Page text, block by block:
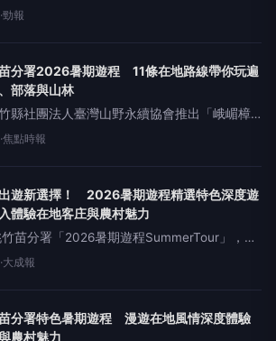
的越嶺凝望-六寮古道」帶領遊客走進台灣茶
蔚舟/桃竹苗報導】酷暑來臨，暑假出遊行程
了嗎？勞
·勁報
分署2026暑期遊程 11條在地路線帶你玩遍
部落與山林
縣社團法人臺灣山野永續協會推出「峨嵋樟
-賴和之路」帶領遊客透過走讀的方式，重新
/記者羅蔚舟報導】酷暑來臨，暑假出遊行程
了嗎？勞
·焦點時報
遊新選擇！ 2026暑期遊程精選特色深度遊
體驗在地客庄與農村魅力
苗分署「2026暑期遊程SummerTour」，集
民間團體、共11條在地深度遊程，讓民眾用一
分署提供) 【大成報記者羅林/桃竹苗報導】
·大成報
分署特色暑期遊程 漫遊在地風情深度體驗
農村魅力